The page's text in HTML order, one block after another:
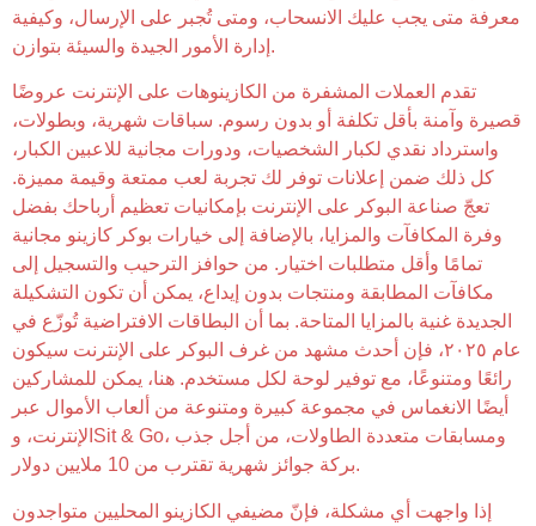
معرفة متى يجب عليك الانسحاب، ومتى تُجبر على الإرسال، وكيفية
إدارة الأمور الجيدة والسيئة بتوازن.
تقدم العملات المشفرة من الكازينوهات على الإنترنت عروضًا
قصيرة وآمنة بأقل تكلفة أو بدون رسوم. سباقات شهرية، وبطولات،
واسترداد نقدي لكبار الشخصيات، ودورات مجانية للاعبين الكبار،
كل ذلك ضمن إعلانات توفر لك تجربة لعب ممتعة وقيمة مميزة.
تعجّ صناعة البوكر على الإنترنت بإمكانيات تعظيم أرباحك بفضل
وفرة المكافآت والمزايا، بالإضافة إلى خيارات بوكر كازينو مجانية
تمامًا وأقل متطلبات اختيار. من حوافز الترحيب والتسجيل إلى
مكافآت المطابقة ومنتجات بدون إيداع، يمكن أن تكون التشكيلة
الجديدة غنية بالمزايا المتاحة. بما أن البطاقات الافتراضية تُوزّع في
عام ٢٠٢٥، فإن أحدث مشهد من غرف البوكر على الإنترنت سيكون
رائعًا ومتنوعًا، مع توفير لوحة لكل مستخدم. هنا، يمكن للمشاركين
أيضًا الانغماس في مجموعة كبيرة ومتنوعة من ألعاب الأموال عبر
الإنترنت، وSit & Go، ومسابقات متعددة الطاولات، من أجل جذب
بركة جوائز شهرية تقترب من 10 ملايين دولار.
إذا واجهت أي مشكلة، فإنّ مضيفي الكازينو المحليين متواجدون